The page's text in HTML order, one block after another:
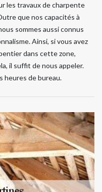
les travaux de charpente
que nos capacités à
sommes aussi connus
Ainsi, si vous avez
dans cette zone,
il suffit de nous appeler.
heures de bureau.